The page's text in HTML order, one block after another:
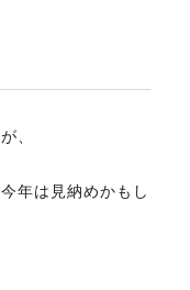
、
年は見納めかもし